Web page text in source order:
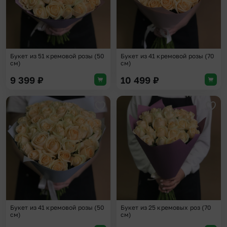
Букет из 51 кремовой розы (50
см)
9 399 ₽
Букет из 41 кремовой розы (70
см)
10 499 ₽
Добавить в избранное
Букет из 41 кремовой розы (50
см)
Букет из 25 кремовых роз (70
см)